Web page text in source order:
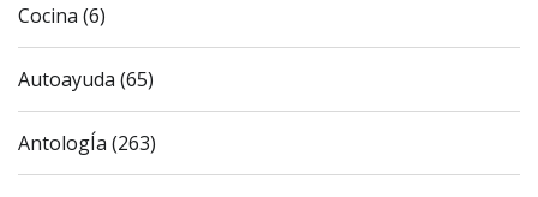
Cocina (6)
Autoayuda (65)
AntologÍa (263)